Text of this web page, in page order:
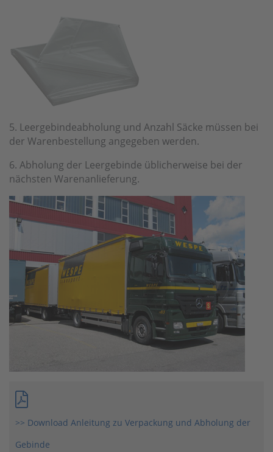
5. Leergebindeabholung und Anzahl Säcke müssen bei
der Warenbestellung angegeben werden.
6. Abholung der Leergebinde üblicherweise bei der
nächsten Warenanlieferung.
>> Download Anleitung zu Verpackung und Abholung der
Gebinde